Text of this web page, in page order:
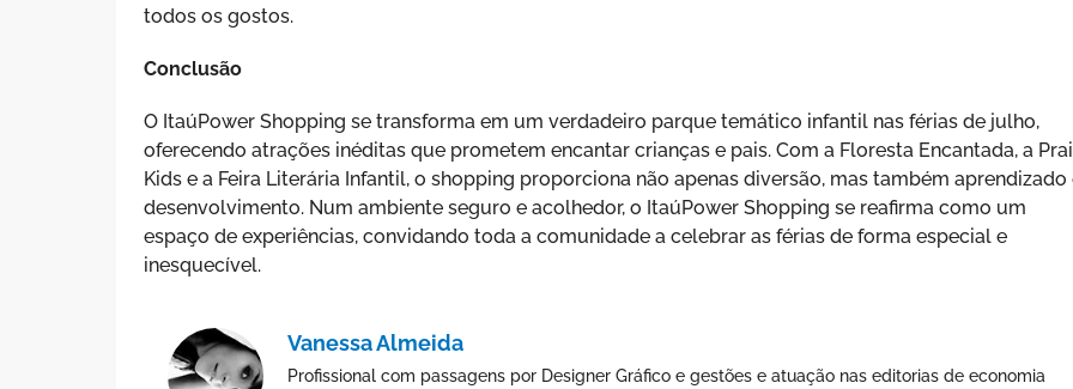
todos os gostos.
Conclusão
O ItaúPower Shopping se transforma em um verdadeiro parque temático infantil nas férias de julho,
oferecendo atrações inéditas que prometem encantar crianças e pais. Com a Floresta Encantada, a
Kids e a Feira Literária Infantil, o shopping proporciona não apenas diversão, mas também aprendizado
desenvolvimento. Num ambiente seguro e acolhedor, o ItaúPower Shopping se reafirma como um
espaço de experiências, convidando toda a comunidade a celebrar as férias de forma especial e
inesquecível.
Vanessa Almeida
Profissional com passagens por Designer Gráfico e gestões e atuação nas editorias de economia